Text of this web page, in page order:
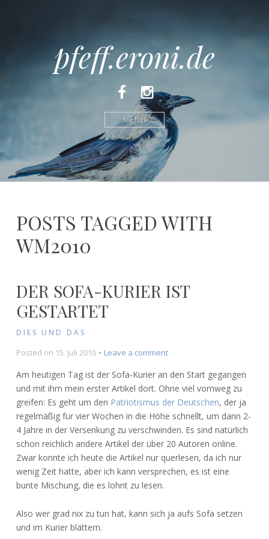
pfeff.eroni.de
FacebookInstagram
MENÜ
POSTS TAGGED WITH
WM2010
DER SOFA-KURIER IST
GESTARTET
DIES UND DAS
Posted on 15. Juli 2010 Leave a commenton
Sofa-
Kurier
ist
gestartet
Am heutigen Tag ist der Sofa-Kurier an den Start gegangen
und mit ihm mein erster Artikel dort. Ohne viel vornweg zu
greifen: Es geht um den Patriotismus der Deutschen, der ja
regelmäßig für vier Wochen in die Höhe schnellt, um dann 2-
4 Jahre in der Versenkung zu verschwinden. Es sind natürlich
schon reichlich andere Artikel der über 20 Autoren online.
Zwar konnte ich heute die Artikel nur querlesen, da ich nur
wenig Zeit hatte, aber ich kann versprechen, es ist eine
bunte Mischung, die es lohnt zu lesen.
Also wer grad nix zu tun hat, kann sich ja aufs Sofa setzen
und im Kurier blättern.